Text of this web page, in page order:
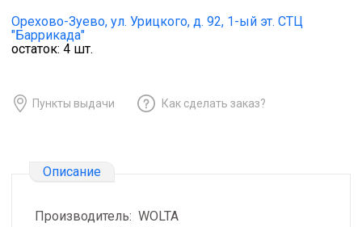
Орехово-Зуево, ул. Урицкого, д. 92, 1-ый эт. СТЦ
"Баррикада"
остаток: 4 шт.
Пункты выдачи Как сделать заказ?
Описание
Производитель: WOLTA